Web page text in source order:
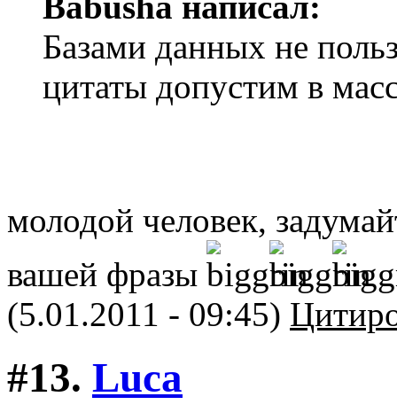
Базами данных не
цитаты допустим в
молодой человек,
вашей фразы
(5.01.2011 - 09:45)
#13. Luca